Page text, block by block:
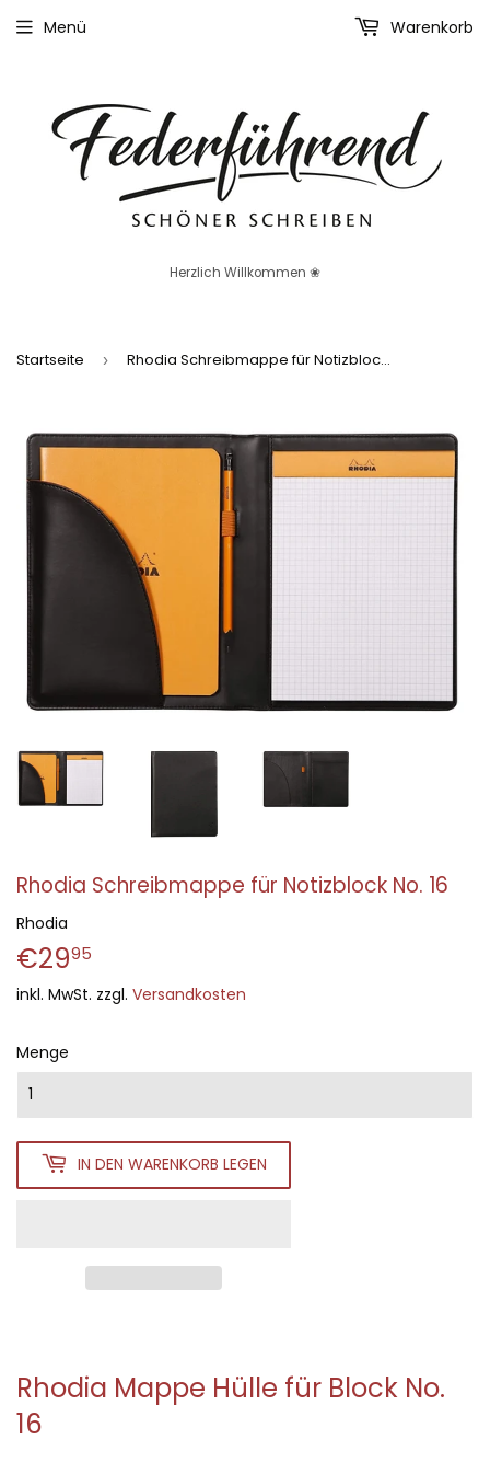
Herzlich Willkommen ❀
Menü Warenkorb
Startseite › Rhodia Schreibmappe für Notizblock No. 16
Rhodia Schreibmappe für Notizblock No. 16
Rhodia
€2995
inkl. MwSt. zzgl. Versandkosten
Menge
IN DEN WARENKORB LEGEN
Rhodia Mappe Hülle für Block No.
16